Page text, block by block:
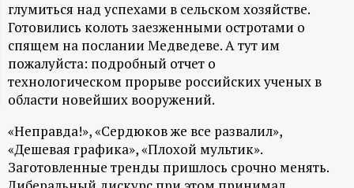
р
м
а
ц
и
глумиться над успехами в сельском хозяйстве.
Готовились колоть заезженными остротами о
спящем на послании Медведеве. А тут им
пожалуйста: подробный отчет о
технологическом прорыве российских ученых в
области новейших вооружений.
«Неправда!», «Сердюков же все развалил»,
«Дешевая графика», «Плохой мультик».
Заготовленные тренды пришлось срочно менять.